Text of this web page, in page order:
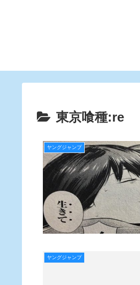
東京喰種:re
ヤングジャンプ
ヤングジャンプ